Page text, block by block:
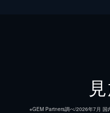
※GEM Partners調べ/2026年7⽉ 国